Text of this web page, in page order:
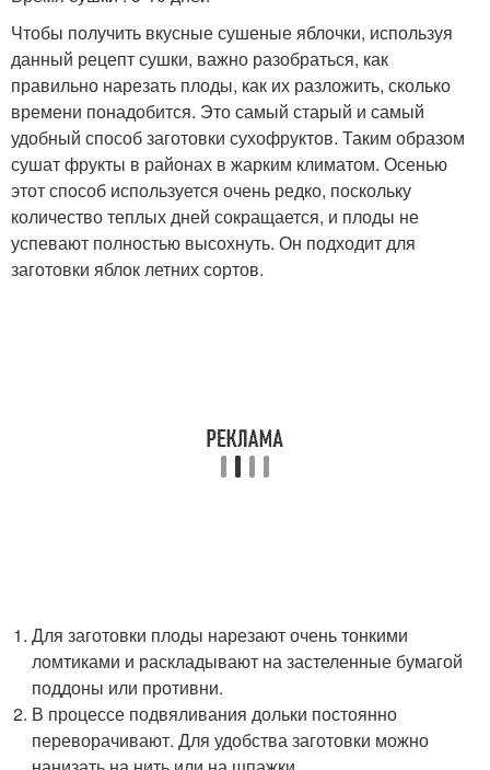
Чтобы получить вкусные сушеные яблочки, используя
данный рецепт сушки, важно разобраться, как
правильно нарезать плоды, как их разложить, сколько
времени понадобится. Это самый старый и самый
удобный способ заготовки сухофруктов. Таким образом
сушат фрукты в районах в жарким климатом. Осенью
этот способ используется очень редко, поскольку
количество теплых дней сокращается, и плоды не
успевают полностью высохнуть. Он подходит для
заготовки яблок летних сортов.
Для заготовки плоды нарезают очень тонкими
ломтиками и раскладывают на застеленные бумагой
поддоны или противни.
В процессе подвяливания дольки постоянно
переворачивают. Для удобства заготовки можно